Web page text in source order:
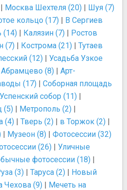
| Москва Шехтеля (20) | Шуя (7)
кольцо (17) | В Сергиев
(14) | Калязин (7) | Ростов
(7) | Кострома (21) | Тутаев
(12) | Усадьба Узкое
Абрамцево (8) | Арт-
(17) | Соборная площадь
Успенский собор (11) |
(5) | Метрополь (2) |
(4) | Тверь (2) | в Торжок (2) |
| Музеон (8) | Фотосессии (32)
(26) | Уличные
фотосессии (18) |
(3) | Таруса (2) | Новый
Чехова (9) | Мечеть на